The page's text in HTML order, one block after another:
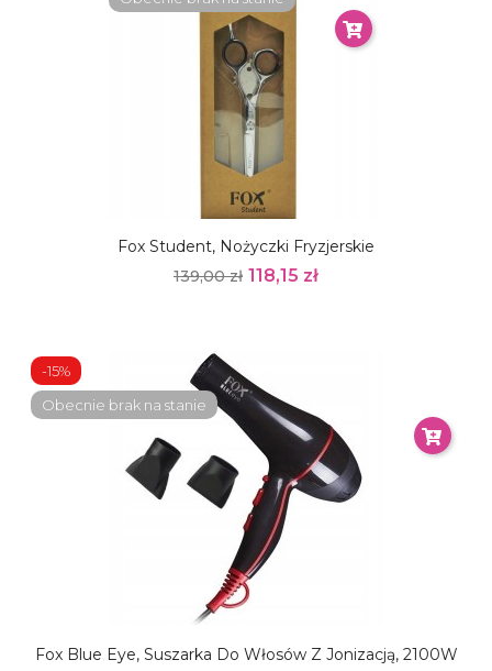
Fox Student, Nożyczki Fryzjerskie
139,00 zł 118,15 zł
Fox Blue Eye, Suszarka Do Włosów Z Jonizacją, 2100W
-15%
Obecnie brak na stanie